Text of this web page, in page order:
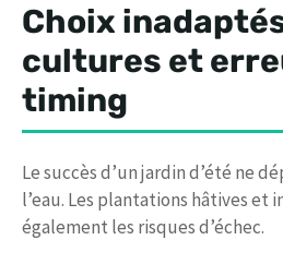
Choix
cultures et
timing
Le succès d’un jardin d’été ne
l’eau. Les plantations hâtives et
également les risques d’échec.